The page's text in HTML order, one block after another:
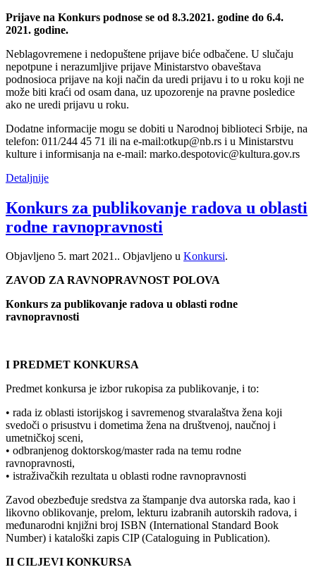
Prijave na Konkurs podnose se od 8.3.2021. godine do 6.4.
2021. godine.
Neblagovremene i nedopuštene prijave biće odbačene. U slučaju
nepotpune i nerazumljive prijave Ministarstvo obaveštava
podnosioca prijave na koji način da uredi prijavu i to u roku koji ne
može biti kraći od osam dana, uz upozorenje na pravne posledice
ako ne uredi prijavu u roku.
Dodatne informacije mogu se dobiti u Narodnoj biblioteci Srbije, na
telefon: 011/244 45 71 ili na e-mail:otkup@nb.rs i u Ministarstvu
kulture i informisanja na e-mail: marko.despotovic@kultura.gov.rs
Detaljnije
Кonkurs za publikovanje radova u oblasti
rodne ravnopravnosti
Objavljeno 5. mart 2021.. Objavljeno u Konkursi.
ZAVOD ZA RAVNOPRAVNOST POLOVA
Кonkurs za publikovanje radova u oblasti rodne
ravnopravnosti
I PREDMET KONKURSA
Predmet konkursa je izbor rukopisa za publikovanje, i to:
• rada iz oblasti istorijskog i savremenog stvaralaštva žena koji
svedoči o prisustvu i dometima žena na društvenoj, naučnoj i
umetničkoj sceni,
• odbranjenog doktorskog/master rada na temu rodne
ravnopravnosti,
• istraživačkih rezultata u oblasti rodne ravnopravnosti
Zavod obezbeđuje sredstva za štampanje dva autorska rada, kao i
likovno oblikovanje, prelom, lekturu izabranih autorskih radova, i
međunarodni knjižni broj ISBN (International Standard Book
Number) i kataloški zapis CIP (Cataloguing in Publication).
II CILJEVI KONKURSA